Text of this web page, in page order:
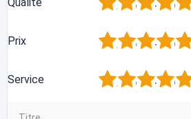
Prix 5
4
3
2
Service 5
4
3
2